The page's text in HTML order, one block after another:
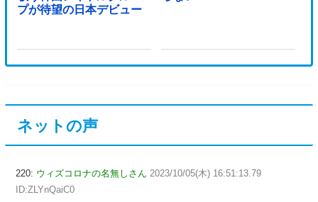
プが待望の日本デビュー
ネットの声
220: ウィズコロナの名無しさん 2023/10/05(木) 16:51:13.79
ID:ZLYnQaiC0